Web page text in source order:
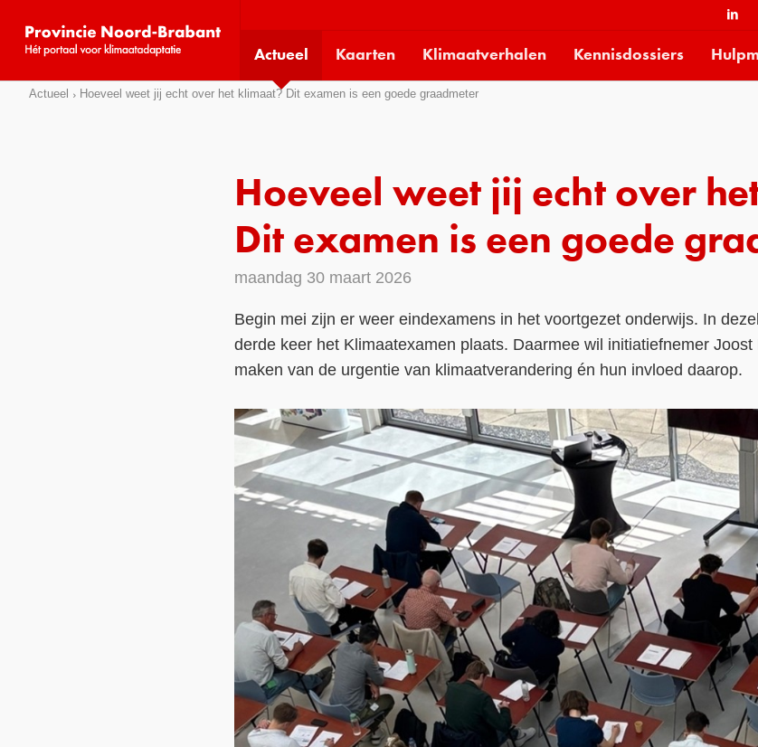
social
media
pages:
Actueel Kaarten Klimaatverhalen Kennisdossiers
Actueel Hoeveel weet jij echt over het klimaat? Dit examen is een goede graadmeter
Hoeveel weet jij echt over
Dit examen is een goede
maandag 30 maart 2026
Begin mei zijn er weer eindexamens in het voortgezet onderwijs. In
derde keer het Klimaatexamen plaats. Daarmee wil initiatiefnemer
maken van de urgentie van klimaatverandering én hun invloed daarop.